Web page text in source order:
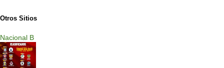
Otros Sitios
Nacional B